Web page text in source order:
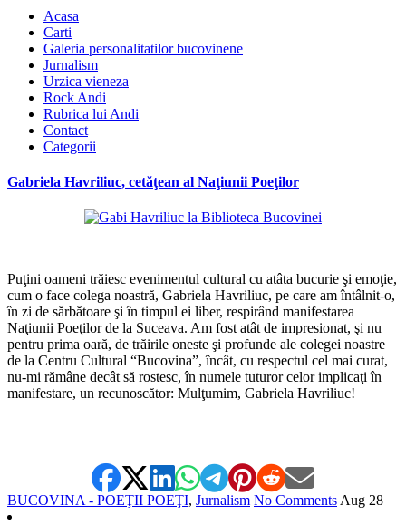
Acasa
Carti
Galeria personalitatilor bucovinene
Jurnalism
Urzica vieneza
Rock Andi
Rubrica lui Andi
Contact
Categorii
Gabriela Havriliuc, cetăţean al Naţiunii Poeţilor
Puţini oameni trăiesc evenimentul cultural cu atâta bucurie şi emoţie,
cum o face colega noastră, Gabriela Havriliuc, pe care am întâlnit-o,
în zi de sărbătoare şi în timpul ei liber, respirând manifestarea
Naţiunii Poeţilor de la Suceava. Am fost atât de impresionat, şi nu
pentru prima oară, de trăirile oneste şi profunde ale colegei noastre
de la Centru Cultural “Bucovina”, încât, cu respectul cel mai curat,
nu-mi rămâne decât să rostesc, în numele tuturor celor implicaţi în
manifestare, un recunoscător: Mulţumim, Gabriela Havriliuc!
BUCOVINA - POEŢII POEŢI, Jurnalism No Comments Aug 28